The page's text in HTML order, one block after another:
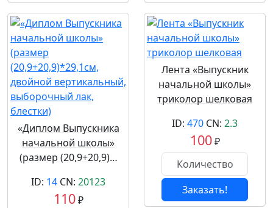
«Диплом Выпускника
начальной школы»
(размер (20,9+20,9)…
ID: 14 CN: 20123
110₽
Лента «Выпускник
начальной школы»
триколор шелковая
ID: 470 CN: 2.3
100₽
Заказать!